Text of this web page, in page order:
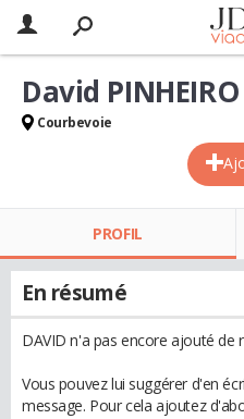
David PINHEIRO
Courbevoie
PROFIL
En résumé
DAVID n'a pas encore ajouté de
Vous pouvez lui suggérer d'en
message. Pour cela ajoutez